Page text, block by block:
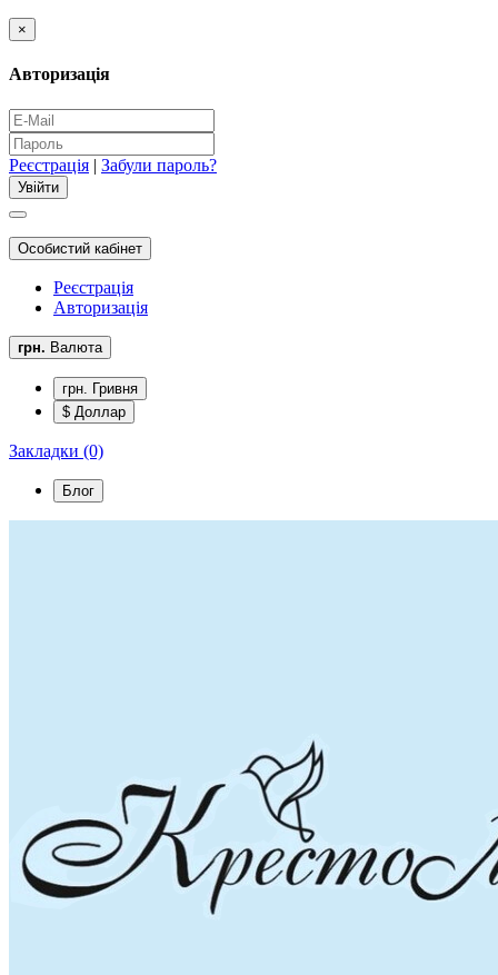
×
Авторизація
Реєстрація | Забули пароль?
Особистий кабінет
Реєстрація
Авторизація
грн. Валюта
грн. Гривня
$ Доллар
Закладки (0)
Блог